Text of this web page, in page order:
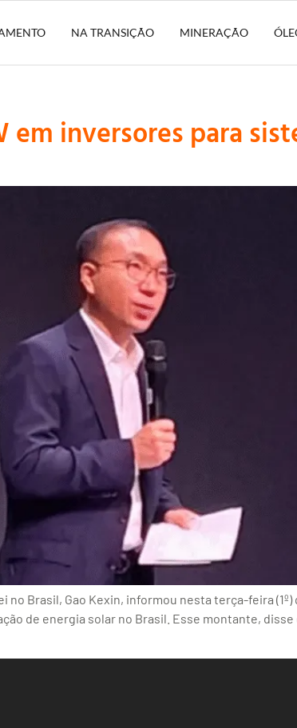
NA TRANSIÇÃO MINERAÇÃO
em inversores para
Brasil, Gao Kexin, informou nesta terça-feira
de energia solar no Brasil. Esse montante,